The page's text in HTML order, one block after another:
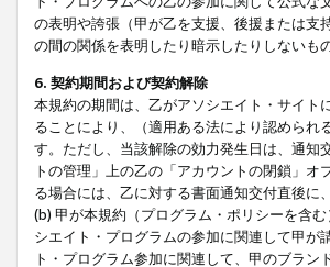
の表明や誇張（甲が乙を支援、後援または支
の間の関係を表明したり暗示したりしないも
6. 契約期間および契約解除
本規約の期間は、乙がアソシエイト・サイト
ることにより、（適用ある法により認めら
す。ただし、当該解除の効力発生日は、通知
トの管理」上の乙の「アカウントの閉鎖」
る場合には、乙に対する書面通知交付直後に
(b) 甲が本規約（プログラム・ポリシーを含
シエイト・プログラムの参加に関連して甲
ト・プログラム参加に関連して、甲のブラ